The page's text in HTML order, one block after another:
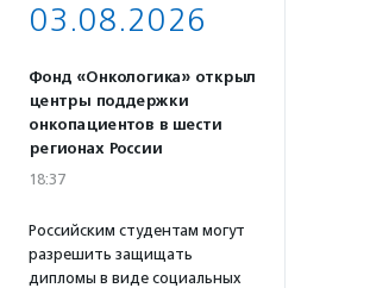
03.08.2026
Фонд «Онкологика» открыл
центры поддержки
онкопациентов в шести
регионах России
18:37
Российским студентам могут
разрешить защищать
дипломы в виде социальных